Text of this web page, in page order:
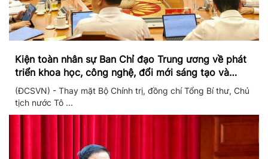
Kiện toàn nhân sự Ban Chỉ đạo Trung ương về phát
triển khoa học, công nghệ, đổi mới sáng tạo và
chuyển đổi số
(ĐCSVN) - Thay mặt Bộ Chính trị, đồng chí Tổng Bí thư, Chủ
tịch nước Tô ...